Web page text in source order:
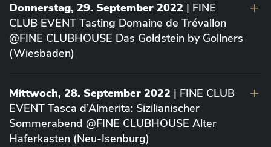
Donnerstag, 29. September 2022 | FINE
CLUB EVENT Tasting Domaine de Trévallon
@FINE CLUBHOUSE Das Goldstein by Gollners
(Wiesbaden)
Mittwoch, 28. September 2022 | FINE CLUB
EVENT Tasca d’Almerita: Sizilianischer
Sommerabend @FINE CLUBHOUSE Alter
Haferkasten (Neu-Isenburg)